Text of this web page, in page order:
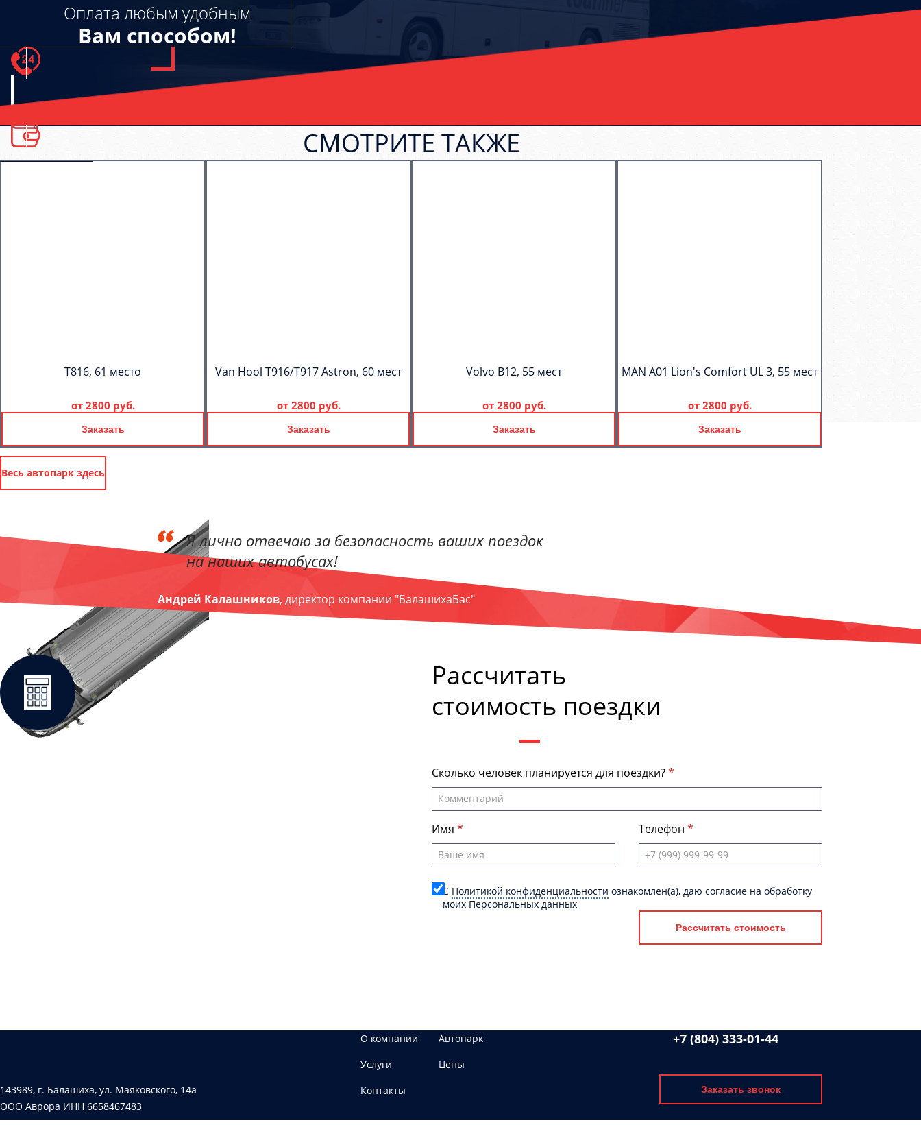
Оплата любым удобным
Вам способом!
СМОТРИТЕ ТАКЖЕ
T816, 61 место
от 2800 руб.
Заказать
Van Hool T916/T917 Astron, 60 мест
от 2800 руб.
Заказать
Volvo B12, 55 мест
от 2800 руб.
Заказать
MAN A01 Lion's Comfort UL 3, 55 мест
от 2800 руб.
Заказать
Весь автопарк здесь
Я лично отвечаю за безопасность ваших поездок
на наших автобусах!
Андрей Калашников, директор компании "БалашихаБас"
Рассчитать
стоимость поездки
Сколько человек планируется для поездки?
Имя Телефон
C Политикой конфиденциальности ознакомлен(а), даю согласие на обработку
моих Персональных данных
Рассчитать стоимость
143989, г. Балашиха, ул. Маяковского, 14а
ООО Аврора ИНН 6658467483
О компании
Автопарк
Услуги
Цены
Контакты
+7 (804) 333-01-44
Заказать звонок